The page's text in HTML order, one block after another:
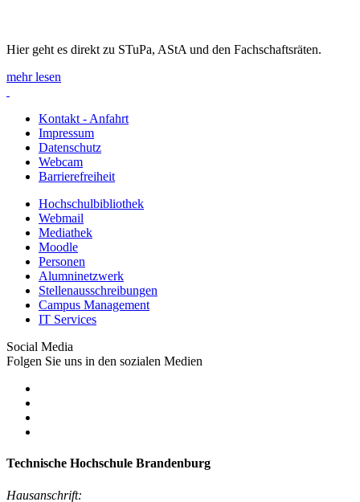
Hier geht es direkt zu STuPa, AStA und den Fachschaftsräten.
mehr lesen
Kontakt - Anfahrt
Impressum
Datenschutz
Webcam
Barrierefreiheit
Hochschulbibliothek
Webmail
Mediathek
Moodle
Personen
Alumninetzwerk
Stellenausschreibungen
Campus Management
IT Services
Social Media
Folgen Sie uns in den sozialen Medien
Technische Hochschule Brandenburg
Hausanschrift: